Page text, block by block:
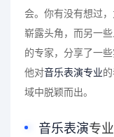
会。你有没有想过
崭露头角，而另一些
的专家，分享了一
他对音乐表演专业
域中脱颖而出。
音乐表演专